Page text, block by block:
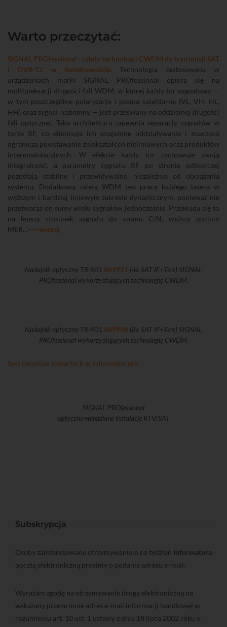
Warto przeczytać:
SIGNAL PROfessional - zalety technologii CWDM do transmisji SAT
i DVB-T2 w światłowodzie. Technologia zastosowana w
urządzeniach marki SIGNAL PROfessional opiera się na
multipleksacji długości fali WDM, w której każdy tor sygnałowy —
w tym poszczególne polaryzacje i pasma satelitarne (VL, VH, HL,
HH) oraz sygnał naziemny — jest przesyłany na oddzielnej długości
fali optycznej. Taka architektura zapewnia separację sygnałów w
torze RF, co eliminuje ich wzajemne oddziaływanie i znacząco
ogranicza powstawanie zniekształceń nieliniowych oraz produktów
intermodulacyjnych. W efekcie każdy tor zachowuje swoją
integralność, a parametry sygnału RF po stronie odbiorczej
pozostają stabilne i przewidywalne, niezależnie od obciążenia
systemu. Dodatkową zaletą WDM jest praca każdego lasera w
węższym i bardziej liniowym zakresie dynamicznym, ponieważ nie
przetwarza on sumy wielu sygnałów jednocześnie. Przekłada się to
na lepszy stosunek sygnału do szumu C/N, wyższy poziom
MER...>>>więcej
Nadajnik optyczny TR-501 R69951 (4x SAT IF+Terr) SIGNAL
PROfessional wykorzystujących technologię CWDM.
Nadajnik optyczny TR-901 R69956 (8x SAT IF+Terr) SIGNAL
PROfessional wykorzystujących technologię CWDM.
Spis tematów zawartych w Informatorach
SIGNAL PROfessional
optyczno-miedziane instalacje RTV/SAT
Subskrypcja
Osoby zainteresowane otrzymywaniem co tydzień Informatora
pocztą elektroniczną prosimy o podanie adresu e-mail:
Wyrażam zgodę na otrzymywanie drogą elektroniczną na
wskazany przeze mnie adres e-mail informacji handlowej w
rozumieniu art. 10 ust. 1 ustawy z dnia 18 lipca 2002 roku o